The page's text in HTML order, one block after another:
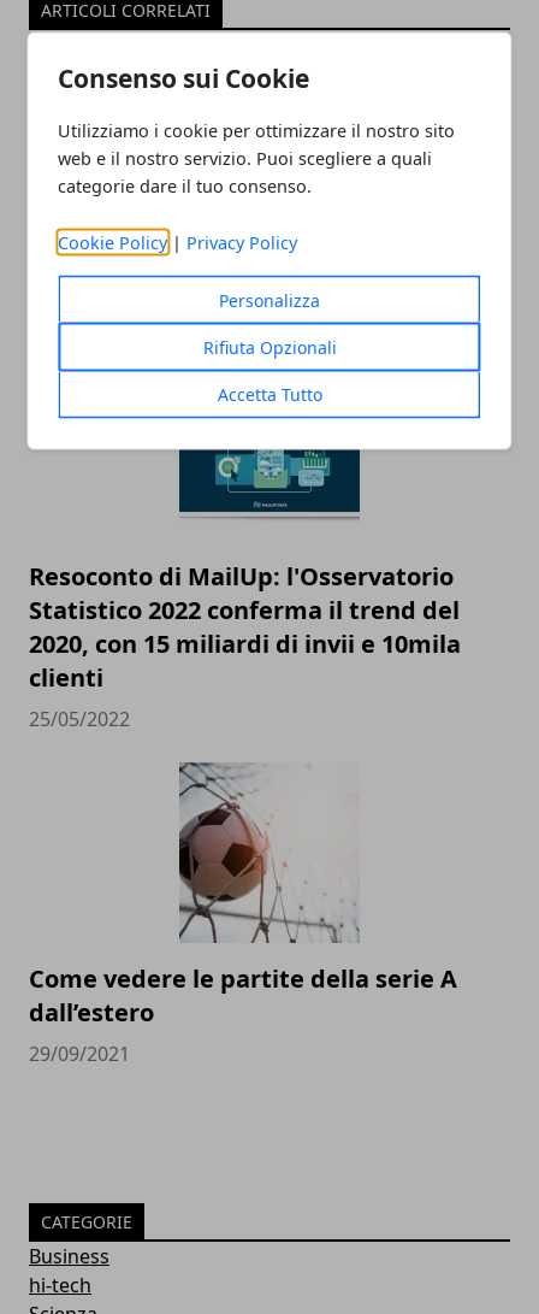
Consenso sui Cookie
Utilizziamo i cookie per ottimizzare il nostro sito
web e il nostro servizio. Puoi scegliere a quali
categorie dare il tuo consenso.
Cookie Policy | Privacy Policy
Personalizza
Rifiuta Opzionali
Accetta Tutto
ARTICOLI CORRELATI
Aneddoti e stranezze sull'email
16/10/2022
Resoconto di MailUp: l'Osservatorio
Statistico 2022 conferma il trend del
2020, con 15 miliardi di invii e 10mila
clienti
25/05/2022
Come vedere le partite della serie A
dall’estero
29/09/2021
CATEGORIE
Business
hi-tech